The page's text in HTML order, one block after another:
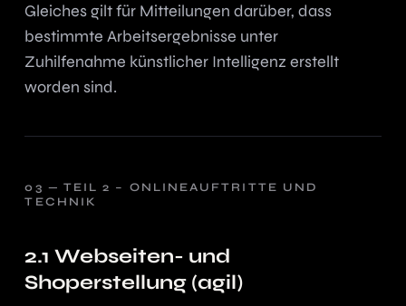
Gleiches gilt für Mitteilungen darüber, dass
bestimmte Arbeitsergebnisse unter
Zuhilfenahme künstlicher Intelligenz erstellt
worden sind.
TEIL 2 – ONLINEAUFTRITTE UND
TECHNIK
2.1 Webseiten- und
Shoperstellung (agil)